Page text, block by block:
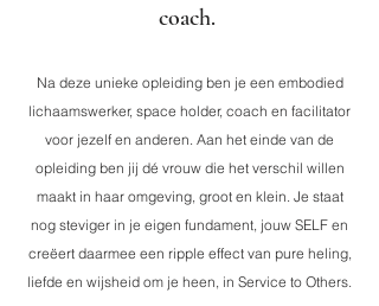
coach.
Na deze unieke opleiding ben je een embodied
lichaamswerker, space holder, coach en facilitator
voor jezelf en anderen. Aan het einde van de
opleiding ben jij dé vrouw die het verschil willen
maakt in haar omgeving, groot en klein. Je staat
nog steviger in je eigen fundament, jouw SELF en
creëert daarmee een ripple effect van pure heling,
liefde en wijsheid om je heen, in Service to Others.